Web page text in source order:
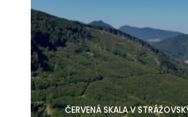
ČERVENÁ SKALA V